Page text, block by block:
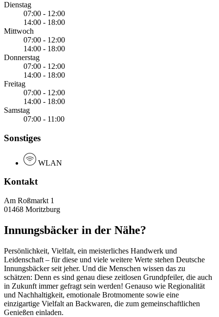
Dienstag
07:00 - 12:00
14:00 - 18:00
Mittwoch
07:00 - 12:00
14:00 - 18:00
Donnerstag
07:00 - 12:00
14:00 - 18:00
Freitag
07:00 - 12:00
14:00 - 18:00
Samstag
07:00 - 11:00
Sonstiges
WLAN
Kontakt
Am Roßmarkt 1
01468 Moritzburg
Innungsbäcker in der Nähe?
Persönlichkeit, Vielfalt, ein meisterliches Handwerk und
Leidenschaft – für diese und viele weitere Werte stehen Deutsche
Innungsbäcker seit jeher. Und die Menschen wissen das zu
schätzen: Denn es sind genau diese zeitlosen Grundpfeiler, die auch
in Zukunft immer gefragt sein werden! Genauso wie Regionalität
und Nachhaltigkeit, emotionale Brotmomente sowie eine
einzigartige Vielfalt an Backwaren, die zum gemeinschaftlichen
Genießen einladen.